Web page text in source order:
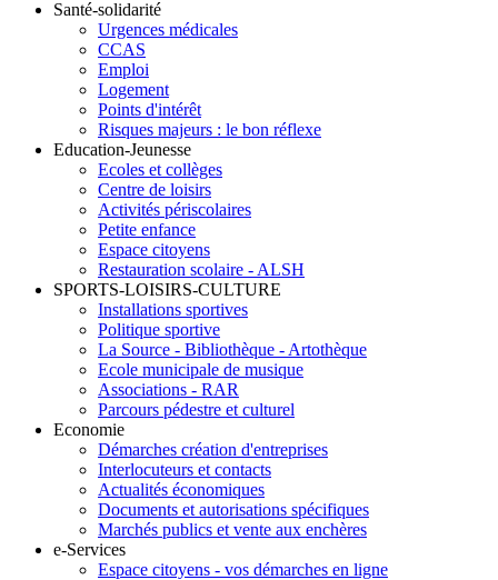
Santé-solidarité
Urgences médicales
CCAS
Emploi
Logement
Points d'intérêt
Risques majeurs : le bon réflexe
Education-Jeunesse
Ecoles et collèges
Centre de loisirs
Activités périscolaires
Petite enfance
Espace citoyens
Restauration scolaire - ALSH
SPORTS-LOISIRS-CULTURE
Installations sportives
Politique sportive
La Source - Bibliothèque - Artothèque
Ecole municipale de musique
Associations - RAR
Parcours pédestre et culturel
Economie
Démarches création d'entreprises
Interlocuteurs et contacts
Actualités économiques
Documents et autorisations spécifiques
Marchés publics et vente aux enchères
e-Services
Espace citoyens - vos démarches en ligne